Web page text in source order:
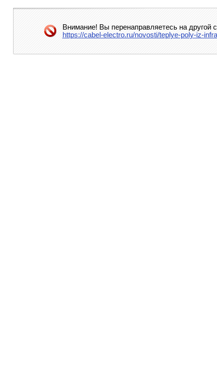
Внимание! Вы перенаправляетесь на другой
https://cabel-electro.ru/novosti/teplye-poly-iz-